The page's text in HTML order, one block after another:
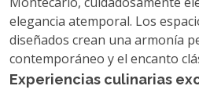
elegancia atemporal. Los
diseñados crean una armonía
contemporáneo y el encanto
Experiencias culinarias